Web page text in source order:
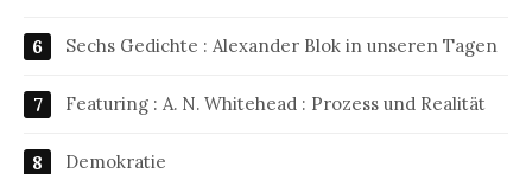
Sechs Gedichte : Alexander Blok in unseren Tagen
Featuring : A. N. Whitehead : Prozess und Realität
Demokratie